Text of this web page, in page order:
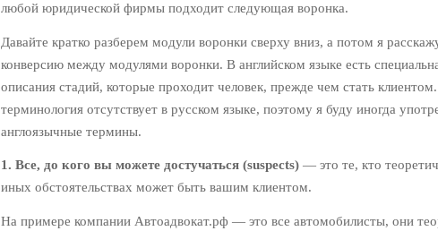
любой юридической фирмы подходит следующая воронка.
Давайте кратко разберем модули воронки сверху вниз, а потом я
конверсию между модулями воронки. В английском языке есть
описания стадий, которые проходит человек, прежде чем стать
терминология отсутствует в русском языке, поэтому я буду иногда
англоязычные термины.
1. Все, до кого вы можете достучаться (suspects) — это те, кто
иных обстоятельствах может быть вашим клиентом.
На примере компании Автоадвокат.рф — это все автомобилисты, они